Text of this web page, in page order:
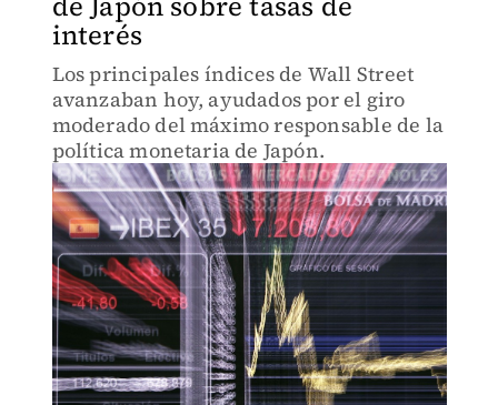
interés
Los principales índices de Wall Street
avanzaban hoy, ayudados por el giro
moderado del máximo responsable de la
política monetaria de Japón.